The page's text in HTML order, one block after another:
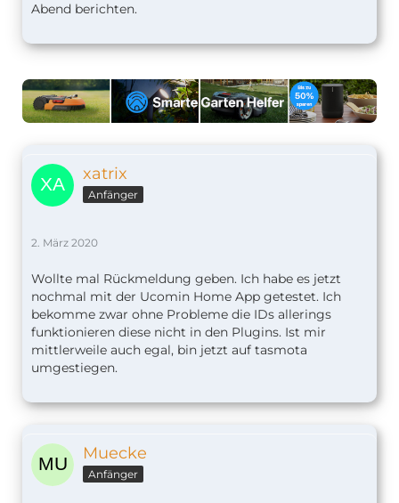
Abend berichten.
xatrix
Anfänger
2. März 2020
Wollte mal Rückmeldung geben. Ich habe es jetzt
nochmal mit der Ucomin Home App getestet. Ich
bekomme zwar ohne Probleme die IDs allerings
funktionieren diese nicht in den Plugins. Ist mir
mittlerweile auch egal, bin jetzt auf tasmota
umgestiegen.
Muecke
Anfänger